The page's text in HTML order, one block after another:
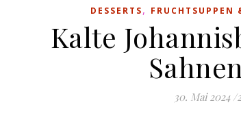
DESSERTS, FRUCHTSUPPEN
Kalte
30. Mai 2024 /